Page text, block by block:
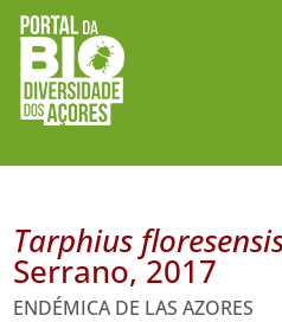
Tarphius
Serrano, 2017
ENDÉMICA DE LAS AZORES